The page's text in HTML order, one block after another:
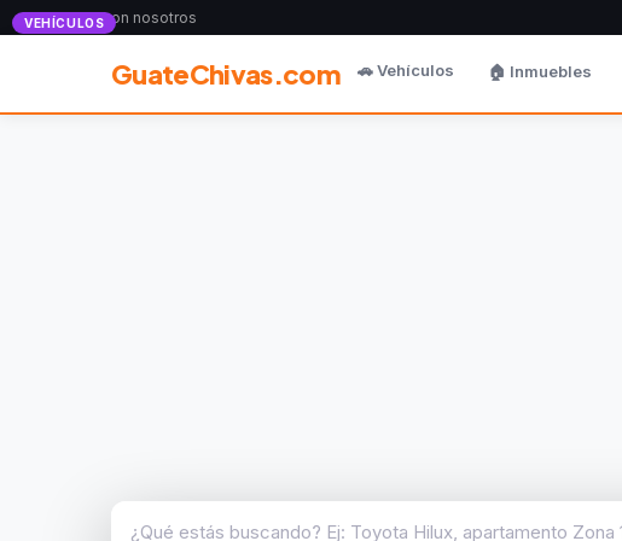
Anunciate con nosotros
GuateChivas.com 🚗 Vehículos 🏠 Inmuebles
VEHÍCULOS